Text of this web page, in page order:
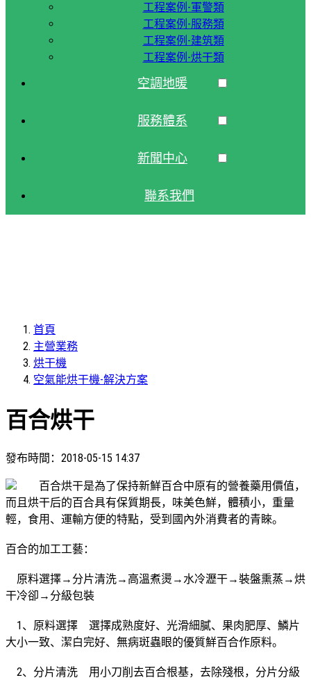
工程案例-軍警類
工程案例-服務類
工程案例-建筑類
工程案例-烘干類
空調地暖
服務體系
新聞中心
聯系我們
首頁
主營業務
烘干機
空氣能烘干機-解決方案
百合烘干
發布時間： 2018-05-15 14:37
百合烘干是為了保持新鮮百合中原有的營養藥用價值，
而且烘干后的百合具有保質期長，味美色鮮，體積小，重量
輕，食用、運輸方便的特點，受到國內外消費者的青睞。
百合的加工工藝：
原料選擇→分片清洗→高溫煮燙→水冷瀝干→裝盤熏蒸→烘
干冷卻→分級包裝
1、原料選擇 選擇成熟度好、光滑細膩、果肉肥厚、鱗片
大小一致、潔白完好、無病斑蟲眼的優質鮮百合作原料。
2、分片清洗 用小刀削去百合根基，去除殘根，分片分級